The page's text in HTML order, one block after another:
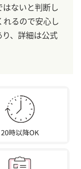
ないと判断し
れるので安心し
、詳細は公式